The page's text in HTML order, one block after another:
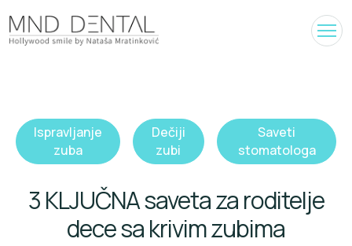
Ispravljanje
zuba
Dečiji
zubi
Saveti
stomatologa
3 KLJUČNA saveta za roditelje
dece sa krivim zubima